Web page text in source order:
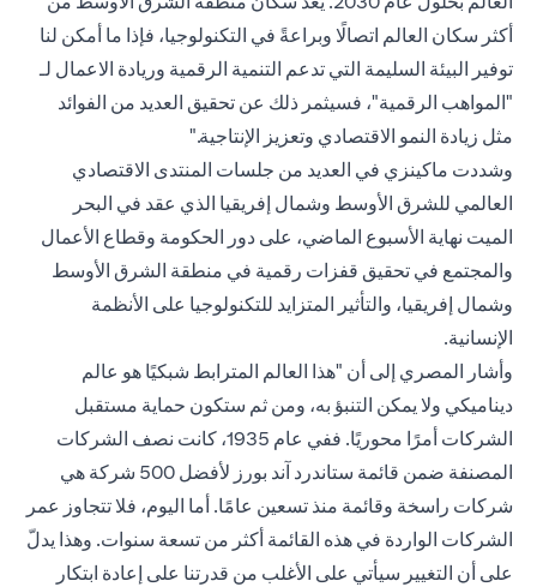
أكثر سكان العالم اتصالًا وبراعةً في التكنولوجيا، فإذا ما أمكن لنا
توفير البيئة السليمة التي تدعم التنمية الرقمية وريادة الاعمال لـ
"المواهب الرقمية"، فسيثمر ذلك عن تحقيق العديد من الفوائد
مثل زيادة النمو الاقتصادي وتعزيز الإنتاجية."
وشددت ماكينزي في العديد من جلسات المنتدى الاقتصادي
العالمي للشرق الأوسط وشمال إفريقيا الذي عقد في البحر
الميت نهاية الأسبوع الماضي، على دور الحكومة وقطاع الأعمال
والمجتمع في تحقيق قفزات رقمية في منطقة الشرق الأوسط
وشمال إفريقيا، والتأثير المتزايد للتكنولوجيا على الأنظمة
الإنسانية.
وأشار المصري إلى أن "هذا العالم المترابط شبكيًا هو عالم
ديناميكي ولا يمكن التنبؤ به، ومن ثم ستكون حماية مستقبل
الشركات أمرًا محوريًا. ففي عام 1935، كانت نصف الشركات
المصنفة ضمن قائمة ستاندرد آند بورز لأفضل 500 شركة هي
شركات راسخة وقائمة منذ تسعين عامًا. أما اليوم، فلا تتجاوز عمر
الشركات الواردة في هذه القائمة أكثر من تسعة سنوات. وهذا يدلّ
على أن التغيير سيأتي على الأغلب من قدرتنا على إعادة ابتكار